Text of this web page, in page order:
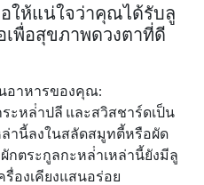
ให้แน่ใจว่าคุณได้รับลู
พื่อสุขภาพดวงตาที่ดี
อาหารของคุณ:
ะหล่ําปลี และสวิสชาร์ดเป็น
ล่านี้ลงในสลัดสมูทตี้หรือผัด
กตระกูลกะหล่ําเหล่านี้ยังมีลู
รื่องเคียงแสนอร่อย